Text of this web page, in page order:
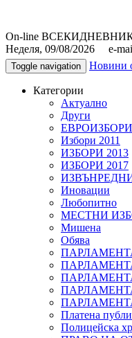
On-line
Неделя, 09/08/2026 e-
Toggle navigation Новини
Категории
Актуално
Други
ЕВРОИЗБОРИ
Избори 2011
ИЗБОРИ 2013
ИЗБОРИ 2017
Иновации
Любопитно
МЕСТНИ
Мишена
Обява
Платена
Полицейска